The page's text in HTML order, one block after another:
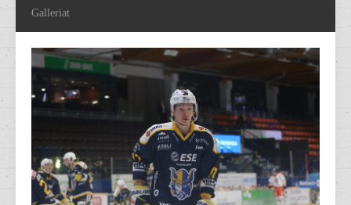
Galleriat